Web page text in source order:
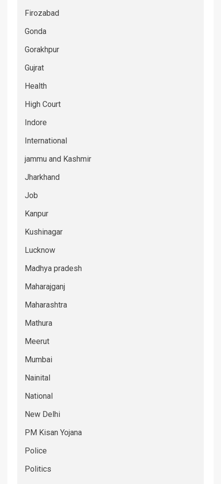
Firozabad
Gonda
Gorakhpur
Gujrat
Health
High Court
Indore
International
jammu and Kashmir
Jharkhand
Job
Kanpur
Kushinagar
Lucknow
Madhya pradesh
Maharajganj
Maharashtra
Mathura
Meerut
Mumbai
Nainital
National
New Delhi
PM Kisan Yojana
Police
Politics